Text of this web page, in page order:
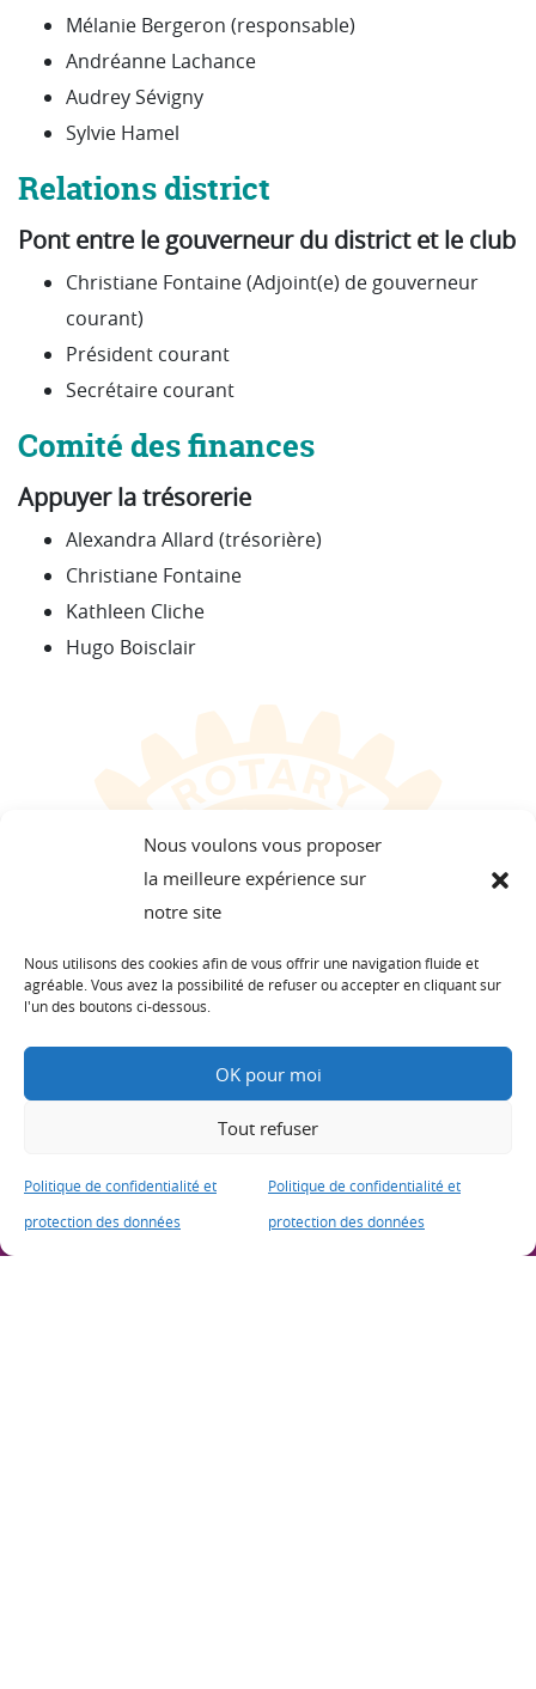
Nous voulons vous proposer
la meilleure expérience sur
notre site
Nous utilisons des cookies afin de vous offrir une navigation fluide et
agréable. Vous avez la possibilité de refuser ou accepter en cliquant sur
l'un des boutons ci-dessous.
OK pour moi
Tout refuser
Politique de confidentialité et
protection des données
Politique de confidentialité et
protection des données
Mélanie Bergeron (responsable)
Andréanne Lachance
Audrey Sévigny
Sylvie Hamel
Relations district
Pont entre le gouverneur du district et le club
Christiane Fontaine (Adjoint(e) de gouverneur
courant)
Président courant
Secrétaire courant
Comité des finances
Appuyer la trésorerie
Alexandra Allard (trésorière)
Christiane Fontaine
Kathleen Cliche
Hugo Boisclair
Club Rotary de Thetford Mines
8, rue Notre-Dame Est, CP 523